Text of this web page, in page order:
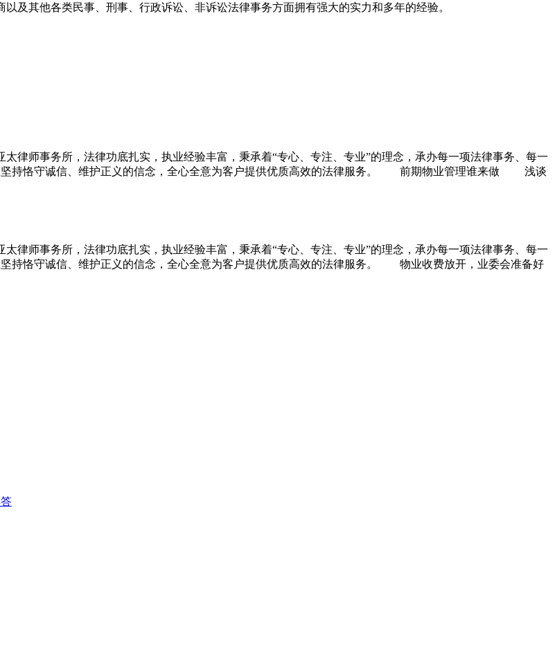
及其他各类民事、刑事、行政诉讼、非诉讼法律事务方面拥有强大的实力和多年的经验。
律师事务所，法律功底扎实，执业经验丰富，秉承着“专心、专注、专业”的理念，承办每一项法律事务、每一
坚持恪守诚信、维护正义的信念，全心全意为客户提供优质高效的法律服务。 前期物业管理谁来做 浅谈
律师事务所，法律功底扎实，执业经验丰富，秉承着“专心、专注、专业”的理念，承办每一项法律事务、每一
持恪守诚信、维护正义的信念，全心全意为客户提供优质高效的法律服务。 物业收费放开，业委会准备好